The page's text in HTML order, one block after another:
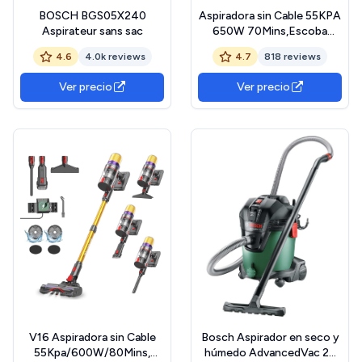
BOSCH BGS05X240
Aspirateur sans sac
4.6 4.0k reviews
Ver precio
Aspiradora sin Cable 55KPA
650W 70Mins,Escoba
Aspiradora sin Cable de 1,8
L, Aspiradora Vertical sin
Antienredos/Pantalla
LED/Autoportante,
Adecuada Para Pelo
Suelos de Madera
4.7 818 reviews
Ver precio
V16 Aspiradora sin Cable
55Kpa/600W/80Mins,
Bosch Aspirador en seco y
húmedo AdvancedVac 20